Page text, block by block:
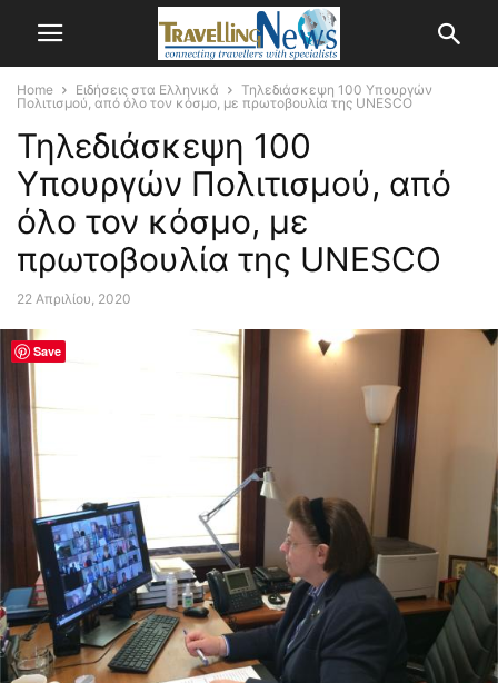
Home Ειδήσεις στα Ελληνικά
Τηλεδιάσκεψη 100 Υπουργών
Πολιτισμού, από όλο τον κόσμο, με πρωτοβουλία της UNESCO
Τηλεδιάσκεψη 100
Υπουργών Πολιτισμού, από
όλο τον κόσμο, με
πρωτοβουλία της UNESCO
22 Απριλίου, 2020
Save